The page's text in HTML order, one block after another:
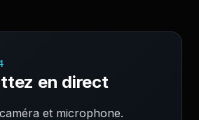
en direct
et microphone.